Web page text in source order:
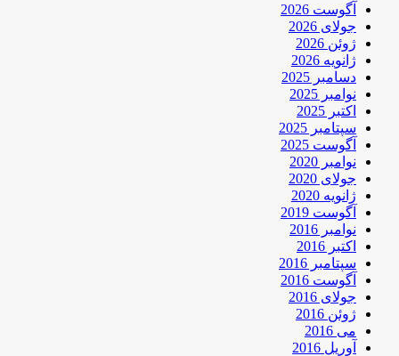
آگوست 2026
جولای 2026
ژوئن 2026
ژانویه 2026
دسامبر 2025
نوامبر 2025
اکتبر 2025
سپتامبر 2025
آگوست 2025
نوامبر 2020
جولای 2020
ژانویه 2020
آگوست 2019
نوامبر 2016
اکتبر 2016
سپتامبر 2016
آگوست 2016
جولای 2016
ژوئن 2016
می 2016
آوریل 2016